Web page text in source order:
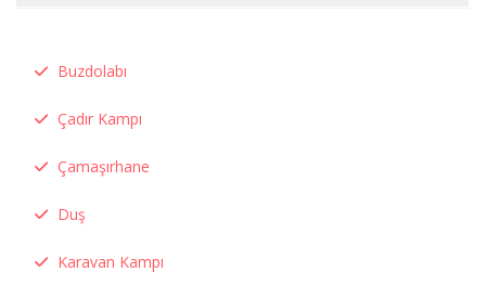
Buzdolabı
Çadır Kampı
Çamaşırhane
Duş
Karavan Kampı